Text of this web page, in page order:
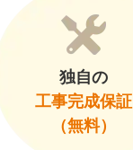
独自の
工事完成保証
（無料）